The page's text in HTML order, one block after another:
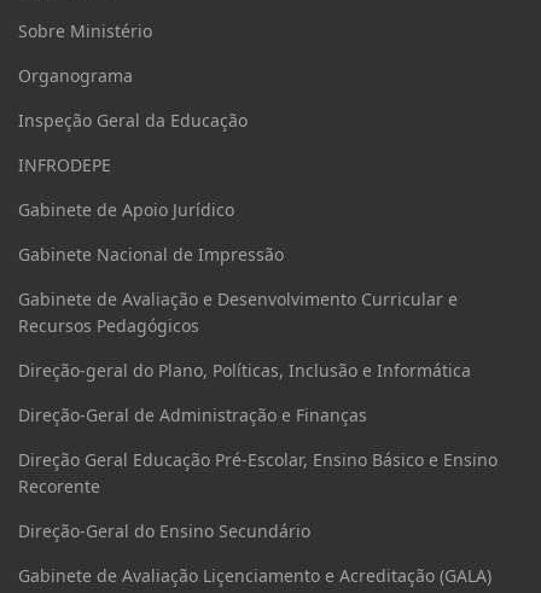
Sobre Ministério
Organograma
Inspeção Geral da Educação
INFRODEPE
Gabinete de Apoio Jurídico
Gabinete Nacional de Impressão
Gabinete de Avaliação e Desenvolvimento Curricular e
Recursos Pedagógicos
Direção-geral do Plano, Políticas, Inclusão e Informática
Direção-Geral de Administração e Finanças
Direção Geral Educação Pré-Escolar, Ensino Básico e Ensino
Recorente
Direção-Geral do Ensino Secundário
Gabinete de Avaliação Liçenciamento e Acreditação (GALA)